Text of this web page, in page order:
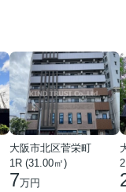
大阪市北区菅栄町
1R (31.00㎡)
7万円